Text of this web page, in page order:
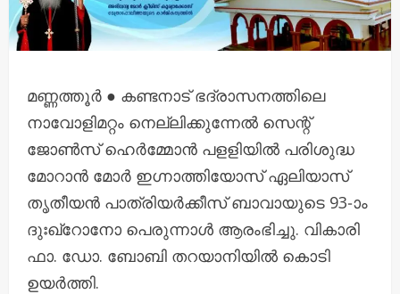
മണ്ണത്തൂർ ● കണ്ടനാട് ഭദ്രാസനത്തിലെ
നാവോളിമറ്റം നെല്ലിക്കുന്നേൽ സെന്റ്
ജോൺസ് ഹെർമ്മോൻ പളളിയിൽ പരിശുദ്ധ
മോറാൻ മോർ ഇഗ്നാത്തിയോസ് ഏലിയാസ്
തൃതീയൻ പാത്രിയർക്കീസ് ബാവായുടെ 93-ാം
ദുഃഖ്‌റോനോ പെരുന്നാൾ ആരംഭിച്ചു. വികാരി
ഫാ. ഡോ. ബോബി തറയാനിയിൽ കൊടി
ഉയർത്തി.